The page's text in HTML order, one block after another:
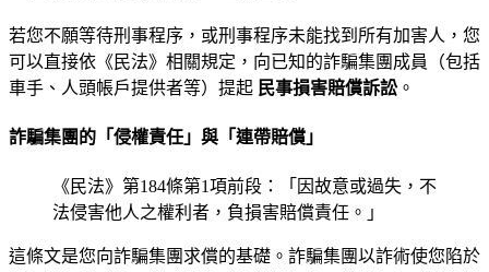
若您不願等待刑事程序，或刑事程序未能找到所有加害人，您
可以直接依《民法》相關規定，向已知的詐騙集團成員（包括
車手、人頭帳戶提供者等）提起 民事損害賠償訴訟。
詐騙集團的「侵權責任」與「連帶賠償」
《民法》第184條第1項前段：「因故意或過失，不
法侵害他人之權利者，負損害賠償責任。」
這條文是您向詐騙集團求償的基礎。詐騙集團以詐術使您陷於